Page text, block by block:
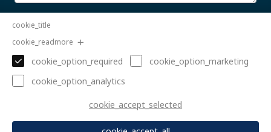
Wyrażam zgodę na przetwarzanie moich danych
osobowych.
Wyślij
cookie_title
cookie_readmore
cookie_option_required
cookie_option_marketing
cookie_option_analytics
cookie_accept_selected